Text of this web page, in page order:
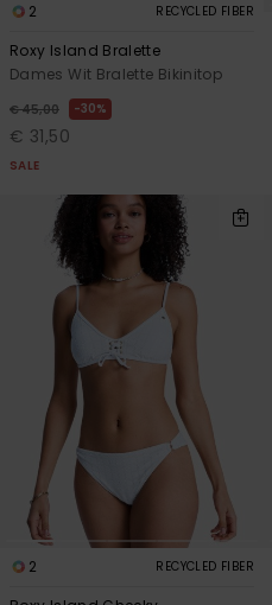
2 RECYCLED FIBER
Roxy Island Bralette
Dames Wit Bralette Bikinitop
€ 45,00 30%
€ 31,50
SALE
2 RECYCLED FIBER